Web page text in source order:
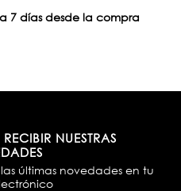
7 días desde la compra
NUESTRAS
últimas novedades en tu